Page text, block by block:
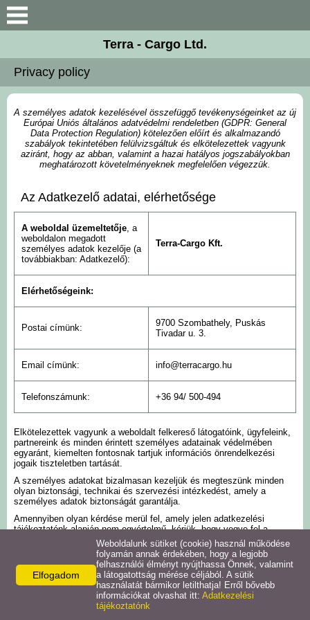
Search
Introduction
Company informations
Our colleagues
Documents
Terra - Cargo Ltd.
Privacy policy
A személyes adatok kezelésével összefüggő tevékenységeinket az új
Európai Uniós általános adatvédelmi rendeletben (GDPR: General
Data Protection Regulation) kötelezően előírt és alkalmazandó
szabályok tekintetében felülvizsgáltuk és elkötelezettek vagyunk
aziránt, hogy az abban, valamint a hazai hatályos jogszabályokban
meghatározott követelményeknek megfelelően végezzük.
Az Adatkezelő adatai, elérhetősége
A weboldal üzemeltetője, a
weboldalon megadott
személyes adatok kezelője (a
továbbiakban: Adatkezelő):
Terra-Cargo Kft.
Elérhetőségeink:
Postai címünk:
9700 Szombathely, Puskás
Tivadar u. 3.
Email címünk: info@terracargo.hu
Telefonszámunk: +36 94/ 500-494
Elkötelezettek vagyunk a weboldalt felkereső látogatóink, ügyfeleink,
partnereink és minden érintett személyes adatainak védelmében
egyaránt, kiemelten fontosnak tartjuk információs önrendelkezési
jogaik tiszteletben tartását.
A személyes adatokat bizalmasan kezeljük és megteszünk minden
olyan biztonsági, technikai és szervezési intézkedést, amely a
személyes adatok biztonságát garantálja.
Amennyiben olyan kérdése merül fel, amely jelen adatkezelési
tájékoztatónk alapján nem egyértelmű, kérjük, hogy vegye fel a
kapcsolatot velünk fenti elérhetőségeinken! Törekszünk arra, hogy
minél gyorsabban válaszoljunk Önnek, viszont amennyiben kérdése
megfelelő megválaszolása több időt vesz igénybe, akkor legfeljebb 15
napon belül vállaljuk annak megválaszolását.
Bármikor kérhet tájékoztatást személyes adatai kezelésével
kapcsolatban írásban (emailben, illetve postai címünkre megküldött
levélben) vagy szóban (telefonon). Felhívjuk a figyelmét, hogy
Elfogadom
Weboldalunk sütiket (cookie) használ működése
folyamán annak érdekében, hogy a legjobb
felhasználói élményt nyújthassa Önnek, valamint
a látogatottság mérése céljából. A sütik
használatát bármikor letilthatja! Erről bővebb
információkat olvashat itt: Adatkezelési
tájékoztatónk